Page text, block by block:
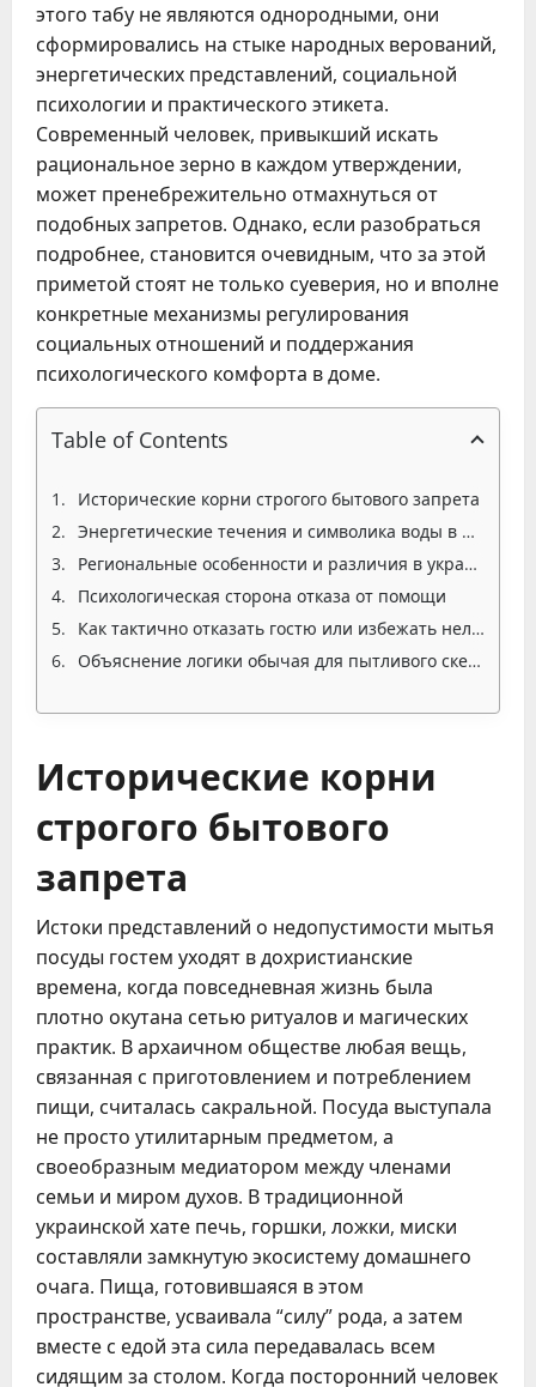
этого табу не являются однородными, они
сформировались на стыке народных верований,
энергетических представлений, социальной
психологии и практического этикета.
Современный человек, привыкший искать
рациональное зерно в каждом утверждении,
может пренебрежительно отмахнуться от
подобных запретов. Однако, если разобраться
подробнее, становится очевидным, что за этой
приметой стоят не только суеверия, но и вполне
конкретные механизмы регулирования
социальных отношений и поддержания
психологического комфорта в доме.
Table of Contents
Исторические корни строгого бытового запрета
Энергетические течения и символика воды в чужом пространстве
Региональные особенности и различия в украинских обычаях
Психологическая сторона отказа от помощи
Как тактично отказать гостю или избежать неловкости
Объяснение логики обычая для пытливого скептика
Исторические корни
строгого бытового
запрета
Истоки представлений о недопустимости мытья
посуды гостем уходят в дохристианские
времена, когда повседневная жизнь была
плотно окутана сетью ритуалов и магических
практик. В архаичном обществе любая вещь,
связанная с приготовлением и потреблением
пищи, считалась сакральной. Посуда выступала
не просто утилитарным предметом, а
своеобразным медиатором между членами
семьи и миром духов. В традиционной
украинской хате печь, горшки, ложки, миски
составляли замкнутую экосистему домашнего
очага. Пища, готовившаяся в этом
пространстве, усваивала “силу” рода, а затем
вместе с едой эта сила передавалась всем
сидящим за столом. Когда посторонний человек